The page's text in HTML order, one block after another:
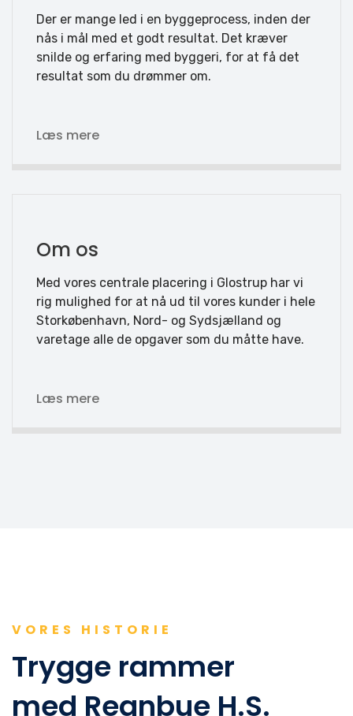
Der er mange led i en byggeprocess, inden der
nås i mål med et godt resultat. Det kræver
snilde og erfaring med byggeri, for at få det
resultat som du drømmer om.
Læs mere
Om os
Med vores centrale placering i Glostrup har vi
rig mulighed for at nå ud til vores kunder i hele
Storkøbenhavn, Nord- og Sydsjælland og
varetage alle de opgaver som du måtte have.
Læs mere
VORES HISTORIE
Trygge rammer
med Regnbue H.S.